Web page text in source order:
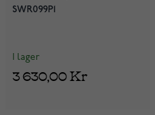
SWR099P1
I lager
3 630,00 Kr